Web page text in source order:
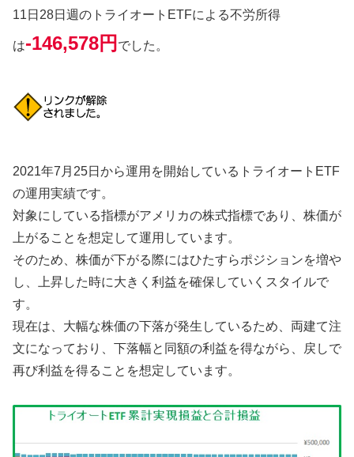
11日28日週のトライオートETFによる不労所得
は-146,578円 でした。
2021年7月25日から運用を開始しているトライオートETF
の運用実績です。
対象にしている指標がアメリカの株式指標であり、株価が
上がることを想定して運用しています。
そのため、株価が下がる際にはひたすらポジションを増や
し、上昇した時に大きく利益を確保していくスタイルで
す。
現在は、大幅な株価の下落が発生しているため、両建て注
文になっており、下落幅と同額の利益を得ながら、戻しで
再び利益を得ることを想定しています。